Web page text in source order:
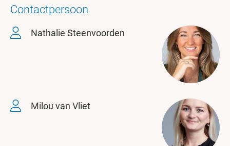
Contactpersoon
Nathalie Steenvoorden
Milou van Vliet